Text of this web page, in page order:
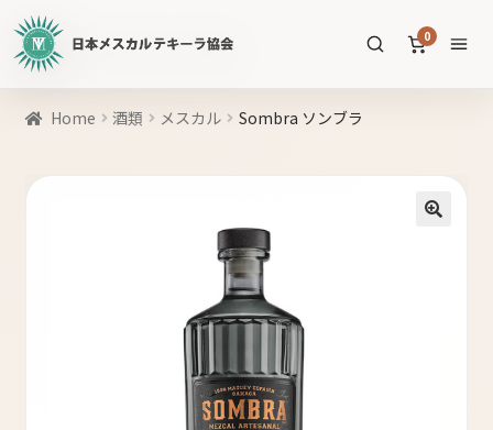
本
ス
カ
0
商
を
Home 酒類 メスカル Sombra ソンブラ